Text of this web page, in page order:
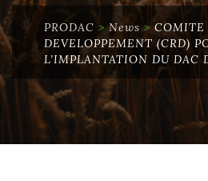
PRODAC >News> COMITE
DEVELOPPEMENT (CRD)
L’IMPLANTATION DU DAC